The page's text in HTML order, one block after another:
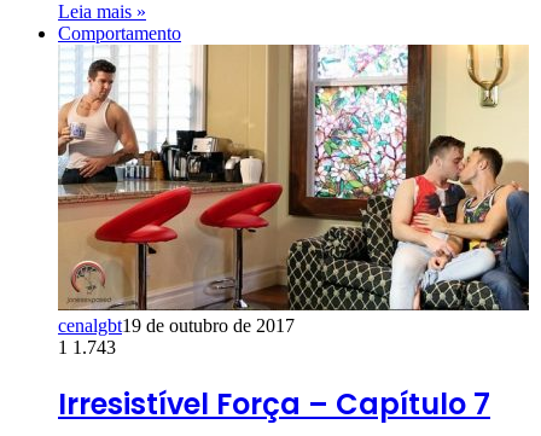
Leia mais »
Comportamento
cenalgbt19 de outubro de 2017
1 1.743
Irresistível Força – Capítulo 7